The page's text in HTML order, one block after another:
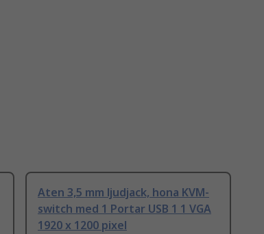
Aten 3,5 mm ljudjack, hona KVM-
switch med 1 Portar USB 1 1 VGA
1920 x 1200 pixel